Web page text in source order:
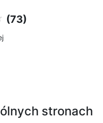
(73)
stronach